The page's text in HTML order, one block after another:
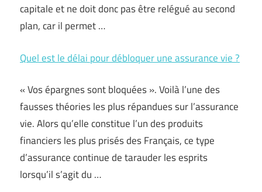
capitale et ne doit donc pas être relégué au second
plan, car il permet …
Quel est le délai pour débloquer une assurance vie ?
« Vos épargnes sont bloquées ». Voilà l’une des
fausses théories les plus répandues sur l’assurance
vie. Alors qu’elle constitue l’un des produits
financiers les plus prisés des Français, ce type
d’assurance continue de tarauder les esprits
lorsqu’il s’agit du …